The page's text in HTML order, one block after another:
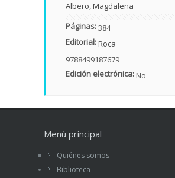
Albero, Magdalena
Páginas:384
Editorial:Roca
9788499187679
Edición electrónica:No
Menú principal
Quiénes somos
Biblioteca